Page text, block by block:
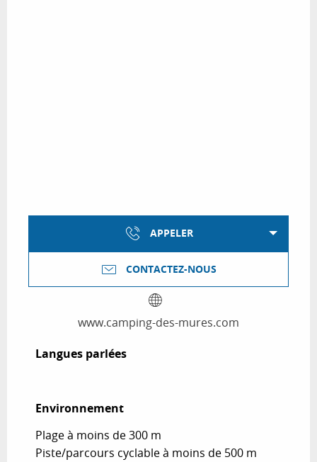
APPELER
CONTACTEZ-NOUS
www.camping-des-mures.com
Langues parlées
Langues parlées
Environnement
Environnement
Plage à moins de 300 m
Piste/parcours cyclable à moins de 500 m